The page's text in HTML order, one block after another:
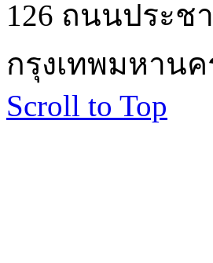
126 ถนนประช
กรุงเทพมหานค
Scroll to Top